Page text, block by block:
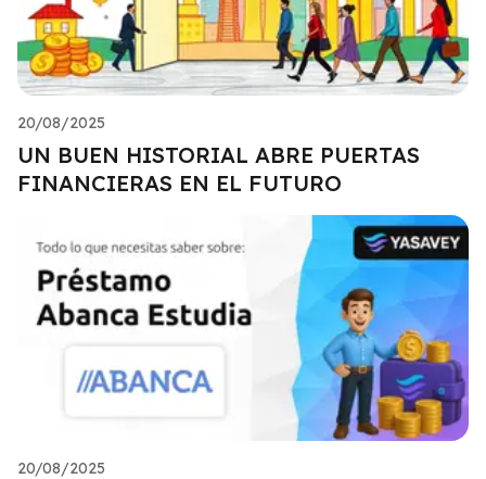
20/08/2025
UN BUEN HISTORIAL ABRE PUERTAS
FINANCIERAS EN EL FUTURO
20/08/2025